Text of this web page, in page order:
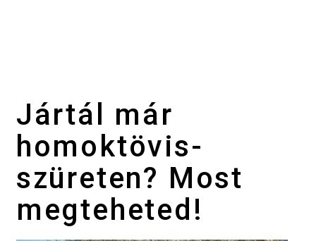
Jártál már
homoktövis-
szüreten? Most
megteheted!